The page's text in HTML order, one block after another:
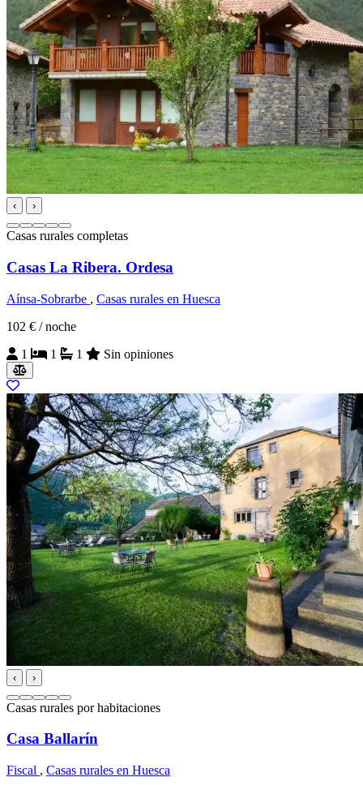
‹ ›
Casas rurales completas
Casas La Ribera. Ordesa
Aínsa-Sobrarbe , Casas rurales en Huesca
102 € / noche
1
1 1 Sin opiniones
‹ ›
Casas rurales por habitaciones
Casa Ballarín
Fiscal , Casas rurales en Huesca